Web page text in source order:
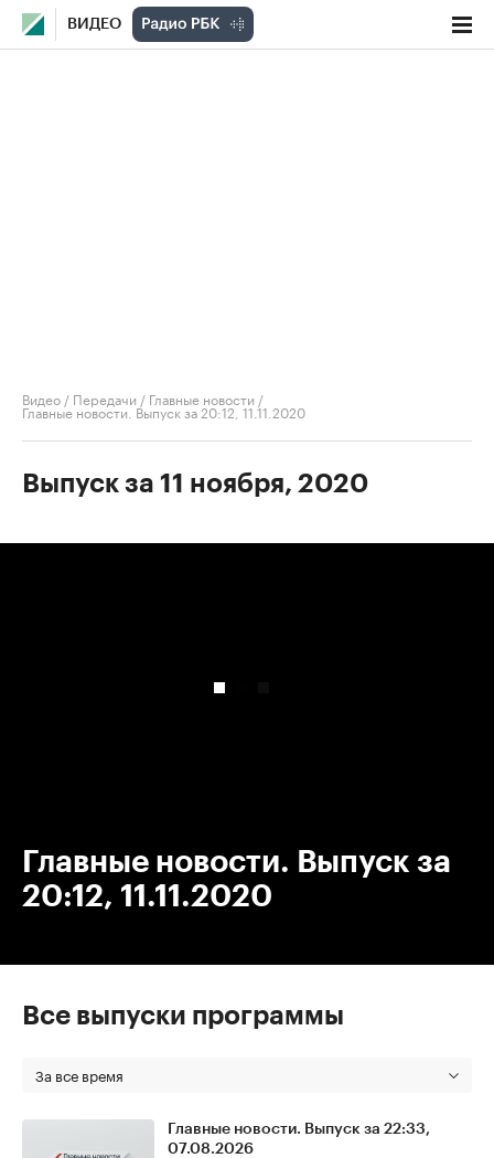
ВИДЕО
Видео / Передачи / Главные новости /
Главные новости. Выпуск за 20:12, 11.11.2020
Выпуск за 11 ноября, 2020
Главные новости. Выпуск за
20:12, 11.11.2020
Все выпуски программы
За все время
Главные новости. Выпуск за 22:33,
07.08.2026